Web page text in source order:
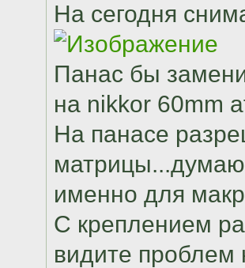
На сегодня
Панас бы
на nikkor 60mm
На панасе
матрицы...думаю
именно для
С креплением
видите проблем